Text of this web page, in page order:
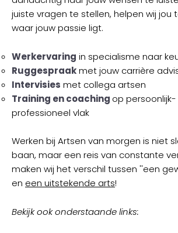
juiste vragen te stellen, helpen wij jou
waar jouw passie ligt.
Werkervaring in specialisme naar
Ruggespraakmet jouw carrière
Intervisies met collega artsen
Training en coaching op persoonlijk-
professioneel vlak
Werken bij Artsen van morgen is niet
baan, maar een reis van constante
maken wij het verschil tussen ''een
en een uitstekende arts!
Bekijk ook onderstaande links: